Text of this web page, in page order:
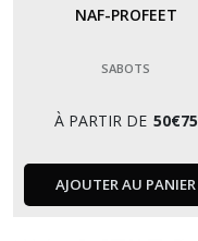
NAF-PROFEET
SABOTS
À PARTIR DE 50€75
AJOUTER AU PANIER